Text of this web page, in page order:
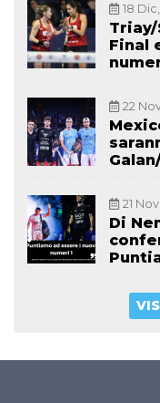
18 Dic,
Final
22
21
Di